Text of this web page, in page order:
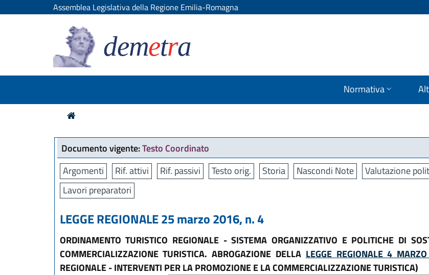
Assemblea Legislativa della Regione Emilia-Romagna
demetra
Normativa
Documento vigente:Testo Coordinato
Argomenti
Rif. attivi Rif. passivi Testo orig. Storia Nascondi Note Valutazione
Lavori preparatori
LEGGE REGIONALE 25 marzo 2016, n. 4
ORDINAMENTO TURISTICO REGIONALE - SISTEMA ORGANIZZATIVO E POLITICHE DI
COMMERCIALIZZAZIONE TURISTICA. ABROGAZIONE DELLA LEGGE REGIONALE 4
REGIONALE - INTERVENTI PER LA PROMOZIONE E LA COMMERCIALIZZAZIONE TURISTICA)